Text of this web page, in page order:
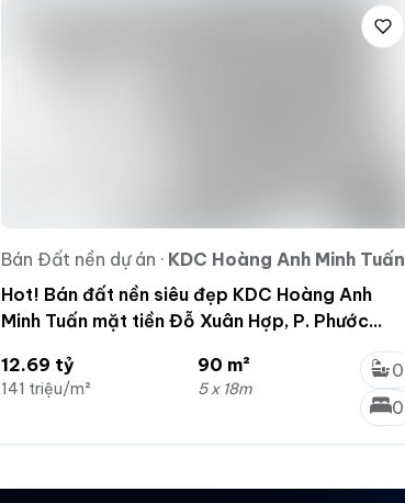
Bán Đất nền dự án · KDC Hoàng Anh Minh Tuấn
Hot! Bán đất nền siêu đẹp KDC Hoàng Anh
Minh Tuấn mặt tiền Đỗ Xuân Hợp, P. Phước
12.69 tỷ
141 triệu/m²
90 m²
5 x 18m
0
0